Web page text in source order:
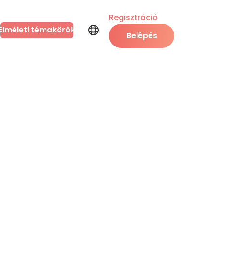
Elméleti témakörök
Regisztráció
Belépés